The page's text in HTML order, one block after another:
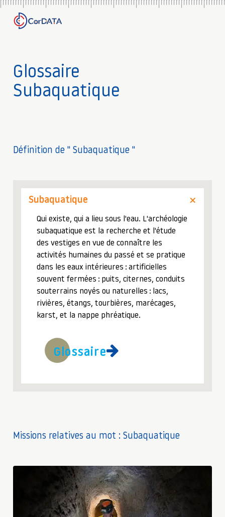
Glossaire
Subaquatique
Définition de " Subaquatique "
Subaquatique
Qui existe, qui a lieu sous l'eau. L'archéologie
subaquatique est la recherche et l'étude
des vestiges en vue de connaître les
activités humaines du passé et se pratique
dans les eaux intérieures : artificielles
souvent fermées : puits, citernes, conduits
souterrains noyés ou naturelles : lacs,
rivières, étangs, tourbières, marécages,
karst, et la nappe phréatique.
Glossaire
Missions relatives au mot : Subaquatique